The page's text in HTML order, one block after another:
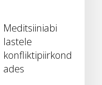
Meditsiiniabi
lastele
konfliktipiirkond
ades